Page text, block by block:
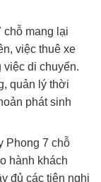
mang lại
việc thuê xe
di chuyển.
quản lý thời
phát sinh
Phong 7 chỗ
hành khách
đủ các tiện nghi